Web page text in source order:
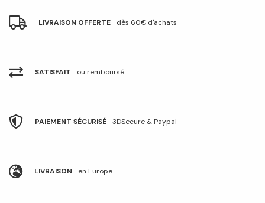
LIVRAISON OFFERTE dès 60€ d'achats
SATISFAIT ou remboursé
PAIEMENT SÉCURISÉ 3DSecure & Paypal
LIVRAISON en Europe